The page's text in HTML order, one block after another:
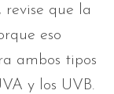
que la
eso
ambos tipos
y los UVB.